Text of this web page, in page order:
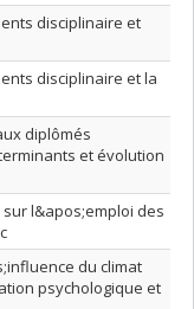
disciplinaire et
disciplinaire et la
diplômés
et évolution
l&apos;emploi des
du climat
psychologique et